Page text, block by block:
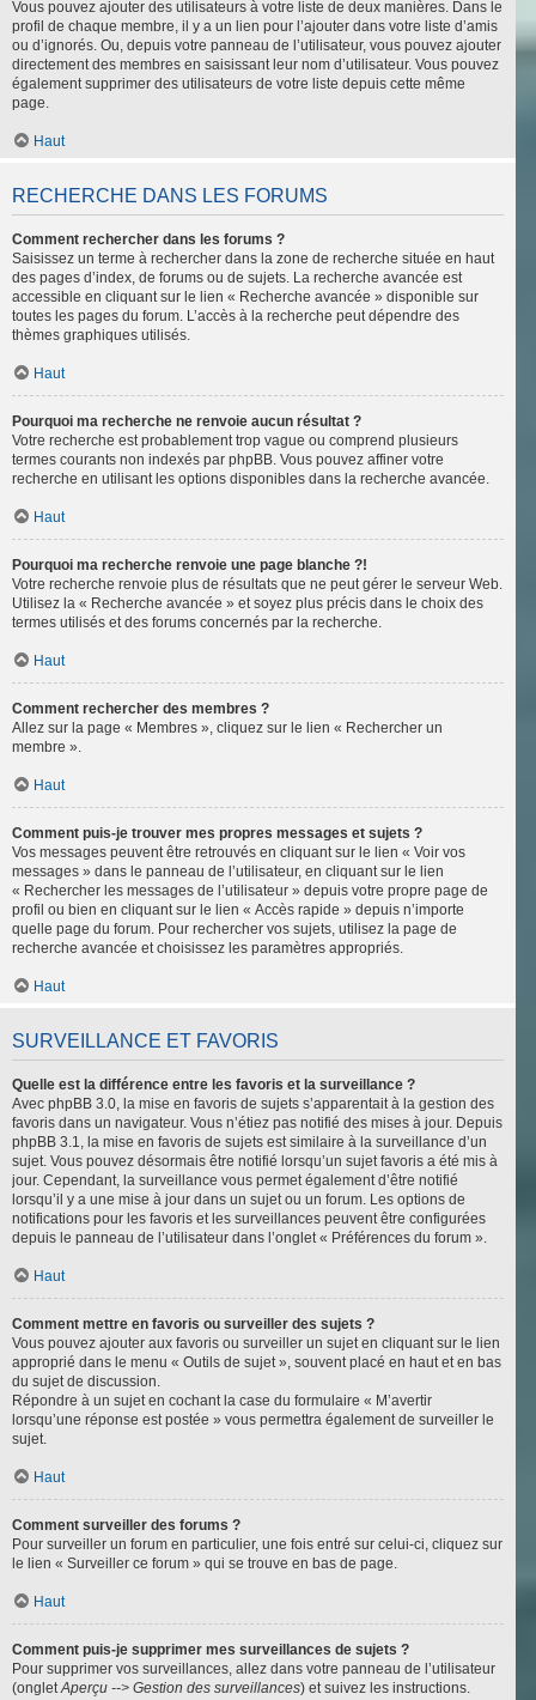
Vous pouvez ajouter des utilisateurs à votre liste de deux manières. Dans le
profil de chaque membre, il y a un lien pour l’ajouter dans votre liste d’amis
ou d’ignorés. Ou, depuis votre panneau de l’utilisateur, vous pouvez ajouter
directement des membres en saisissant leur nom d’utilisateur. Vous pouvez
également supprimer des utilisateurs de votre liste depuis cette même
page.
Haut
RECHERCHE DANS LES FORUMS
Comment rechercher dans les forums ?
Saisissez un terme à rechercher dans la zone de recherche située en haut
des pages d’index, de forums ou de sujets. La recherche avancée est
accessible en cliquant sur le lien « Recherche avancée » disponible sur
toutes les pages du forum. L’accès à la recherche peut dépendre des
thèmes graphiques utilisés.
Haut
Pourquoi ma recherche ne renvoie aucun résultat ?
Votre recherche est probablement trop vague ou comprend plusieurs
termes courants non indexés par phpBB. Vous pouvez affiner votre
recherche en utilisant les options disponibles dans la recherche avancée.
Haut
Pourquoi ma recherche renvoie une page blanche ?!
Votre recherche renvoie plus de résultats que ne peut gérer le serveur Web.
Utilisez la « Recherche avancée » et soyez plus précis dans le choix des
termes utilisés et des forums concernés par la recherche.
Haut
Comment rechercher des membres ?
Allez sur la page « Membres », cliquez sur le lien « Rechercher un
membre ».
Haut
Comment puis-je trouver mes propres messages et sujets ?
Vos messages peuvent être retrouvés en cliquant sur le lien « Voir vos
messages » dans le panneau de l’utilisateur, en cliquant sur le lien
« Rechercher les messages de l’utilisateur » depuis votre propre page de
profil ou bien en cliquant sur le lien « Accès rapide » depuis n’importe
quelle page du forum. Pour rechercher vos sujets, utilisez la page de
recherche avancée et choisissez les paramètres appropriés.
Haut
SURVEILLANCE ET FAVORIS
Quelle est la différence entre les favoris et la surveillance ?
Avec phpBB 3.0, la mise en favoris de sujets s’apparentait à la gestion des
favoris dans un navigateur. Vous n’étiez pas notifié des mises à jour. Depuis
phpBB 3.1, la mise en favoris de sujets est similaire à la surveillance d’un
sujet. Vous pouvez désormais être notifié lorsqu’un sujet favoris a été mis à
jour. Cependant, la surveillance vous permet également d’être notifié
lorsqu’il y a une mise à jour dans un sujet ou un forum. Les options de
notifications pour les favoris et les surveillances peuvent être configurées
depuis le panneau de l’utilisateur dans l’onglet « Préférences du forum ».
Haut
Comment mettre en favoris ou surveiller des sujets ?
Vous pouvez ajouter aux favoris ou surveiller un sujet en cliquant sur le lien
approprié dans le menu « Outils de sujet », souvent placé en haut et en bas
du sujet de discussion.
Répondre à un sujet en cochant la case du formulaire « M’avertir
lorsqu’une réponse est postée » vous permettra également de surveiller le
sujet.
Haut
Comment surveiller des forums ?
Pour surveiller un forum en particulier, une fois entré sur celui-ci, cliquez sur
le lien « Surveiller ce forum » qui se trouve en bas de page.
Haut
Comment puis-je supprimer mes surveillances de sujets ?
Pour supprimer vos surveillances, allez dans votre panneau de l’utilisateur
(ongletAperçu --> Gestion des surveillances) et suivez les instructions.